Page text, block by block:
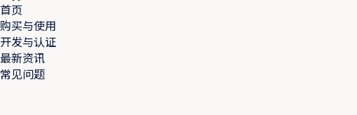
首页
购买与使用
开发与认证
最新资讯
常见问题